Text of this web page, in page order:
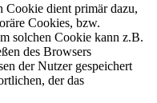
Cookie dient primär dazu,
Cookies, bzw.
solchen Cookie kann z.B.
des Browsers
der Nutzer gespeichert
der das